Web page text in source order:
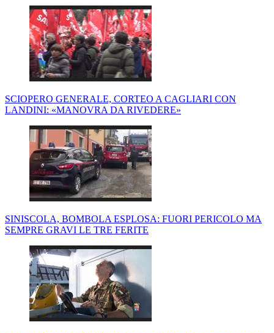
SCIOPERO GENERALE, CORTEO A CAGLIARI CON
LANDINI: «MANOVRA DA RIVEDERE»
SINISCOLA, BOMBOLA ESPLOSA: FUORI PERICOLO MA
SEMPRE GRAVI LE TRE FERITE